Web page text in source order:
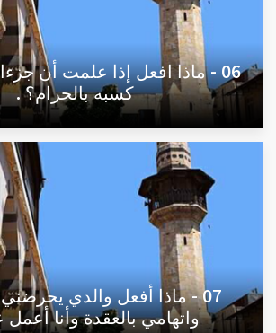
06 - ماذا افعل إذا علمت أن
كسبه بالحرام؟ .
07 - ماذا أفعل والدي
واتهامي بالعقدة وأنا